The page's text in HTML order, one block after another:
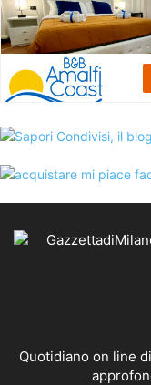
Quotidiano on line